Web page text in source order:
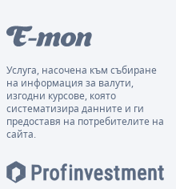
Услуга, насочена към събиране
на информация за валути,
изгодни курсове, която
систематизира данните и ги
предоставя на потребителите на
сайта.